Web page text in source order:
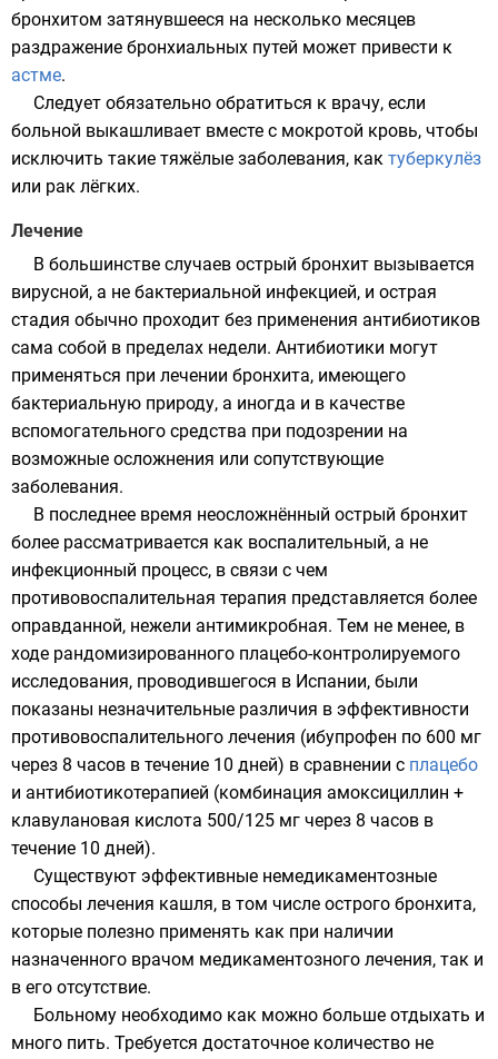
бронхитом затянувшееся на несколько месяцев
раздражение бронхиальных путей может привести к
астме.
Следует обязательно обратиться к врачу, если
больной выкашливает вместе с мокротой кровь, чтобы
исключить такие тяжёлые заболевания, как туберкулёз
или рак лёгких.
Лечение
В большинстве случаев острый бронхит вызывается
вирусной, а не бактериальной инфекцией, и острая
стадия обычно проходит без применения антибиотиков
сама собой в пределах недели. Антибиотики могут
применяться при лечении бронхита, имеющего
бактериальную природу, а иногда и в качестве
вспомогательного средства при подозрении на
возможные осложнения или сопутствующие
заболевания.
В последнее время неосложнённый острый бронхит
более рассматривается как воспалительный, а не
инфекционный процесс, в связи с чем
противовоспалительная терапия представляется более
оправданной, нежели антимикробная. Тем не менее, в
ходе рандомизированного плацебо-контролируемого
исследования, проводившегося в Испании, были
показаны незначительные различия в эффективности
противовоспалительного лечения (ибупрофен по 600 мг
через 8 часов в течение 10 дней) в сравнении с плацебо
и антибиотикотерапией (комбинация амоксициллин +
клавулановая кислота 500/125 мг через 8 часов в
течение 10 дней).
Существуют эффективные немедикаментозные
способы лечения кашля, в том числе острого бронхита,
которые полезно применять как при наличии
назначенного врачом медикаментозного лечения, так и
в его отсутствие.
Больному необходимо как можно больше отдыхать и
много пить. Требуется достаточное количество не